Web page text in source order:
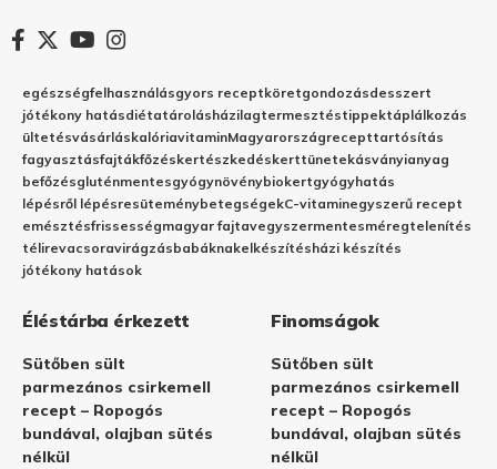
egészségfelhasználásgyors receptköretgondozásdesszert
jótékony hatásdiétatárolásházilagtermesztéstippektáplálkozás
ültetésvásárláskalóriavitaminMagyarországrecepttartósítás
fagyasztásfajtákfőzéskertészkedéskerttünetekásványianyag
befőzésgluténmentesgyógynövénybiokertgyógyhatás
lépésről lépésresüteménybetegségekC-vitaminegyszerű recept
emésztésfrissességmagyar fajtavegyszermentesméregtelenítés
télirevacsoravirágzásbabáknakelkészítésházi készítés
jótékony hatások
Éléstárba érkezett
Sütőben sült
parmezános csirkemell
recept – Ropogós
bundával, olajban sütés
nélkül
Finomságok
Sütőben sült
parmezános csirkemell
recept – Ropogós
bundával, olajban sütés
nélkül